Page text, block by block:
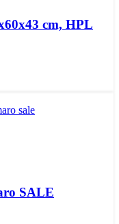
cm, HPL
SALE